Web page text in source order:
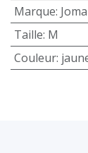
Marque: Joma
Taille: M
Couleur: